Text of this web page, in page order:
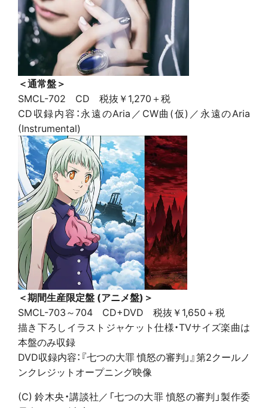
＜通常盤＞
SMCL-702 CD 税抜￥1,270＋税
CD収録内容：永遠のAria／CW曲(仮)／永遠のAria
(Instrumental)
＜期間生産限定盤 (アニメ盤)＞
SMCL-703～704 CD+DVD 税抜￥1,650＋税
描き下ろしイラストジャケット仕様・TVサイズ楽曲は
本盤のみ収録
DVD収録内容：『七つの大罪 憤怒の審判」』第2クールノ
ンクレジットオープニング映像
(C) 鈴木央・講談社／「七つの大罪 憤怒の審判」製作委